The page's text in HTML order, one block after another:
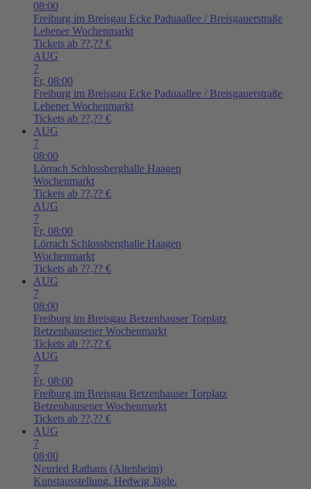
08:00
Freiburg im Breisgau Ecke Paduaallee / Breisgauerstraße
Lehener Wochenmarkt
Tickets ab ??,?? €
AUG
7
Fr, 08:00
Freiburg im Breisgau Ecke Paduaallee / Breisgauerstraße
Lehener Wochenmarkt
Tickets ab ??,?? €
AUG
7
08:00
Lörrach Schlossberghalle Haagen
Wochenmarkt
Tickets ab ??,?? €
AUG
7
Fr, 08:00
Lörrach Schlossberghalle Haagen
Wochenmarkt
Tickets ab ??,?? €
AUG
7
08:00
Freiburg im Breisgau Betzenhauser Torplatz
Betzenhausener Wochenmarkt
Tickets ab ??,?? €
AUG
7
Fr, 08:00
Freiburg im Breisgau Betzenhauser Torplatz
Betzenhausener Wochenmarkt
Tickets ab ??,?? €
AUG
7
08:00
Neuried Rathaus (Altenheim)
Kunstausstellung. Hedwig Jägle.